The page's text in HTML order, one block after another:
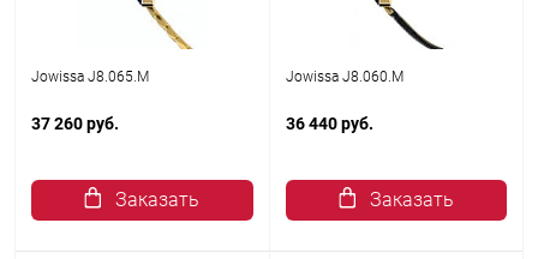
Jowissa J8.065.M
37 260 руб.
Заказать
Jowissa J8.060.M
36 440 руб.
Заказать